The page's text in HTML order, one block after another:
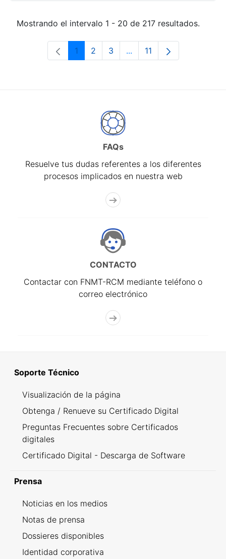
Mostrando el intervalo 1 - 20 de 217 resultados.
Página
1 Página
2 Página
3 ...Páginas intermedias Use
Página
11
FAQs
Resuelve tus dudas referentes a los diferentes
procesos implicados en nuestra web
CONTACTO
Contactar con FNMT-RCM mediante teléfono o
correo electrónico
Soporte Técnico
Visualización de la página
Obtenga / Renueve su Certificado Digital
Preguntas Frecuentes sobre Certificados
digitales
Certificado Digital - Descarga de Software
Prensa
Noticias en los medios
Notas de prensa
Dossieres disponibles
Identidad corporativa